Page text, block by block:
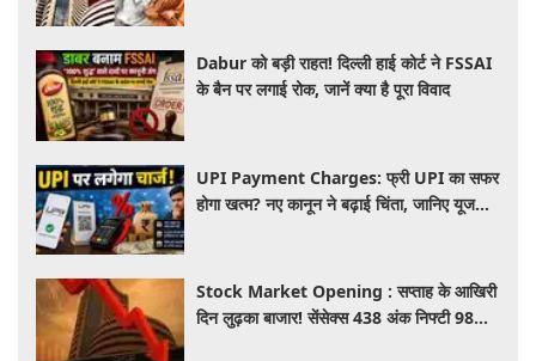
Dabur को बड़ी राहत! दिल्ली हाई कोर्ट ने FSSAI
के बैन पर लगाई रोक, जानें क्या है पूरा विवाद
UPI Payment Charges: फ्री UPI का सफर
होगा खत्म? नए कानून ने बढ़ाई चिंता, जानिए यूजर्स
Stock Market Opening : सप्ताह के आखिरी
दिन लुढ़का बाजार! सेंसेक्स 438 अंक निफ्टी 98